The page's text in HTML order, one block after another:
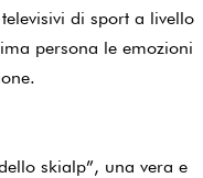
di sport a livello
persona le emozioni
skialp”, una vera e